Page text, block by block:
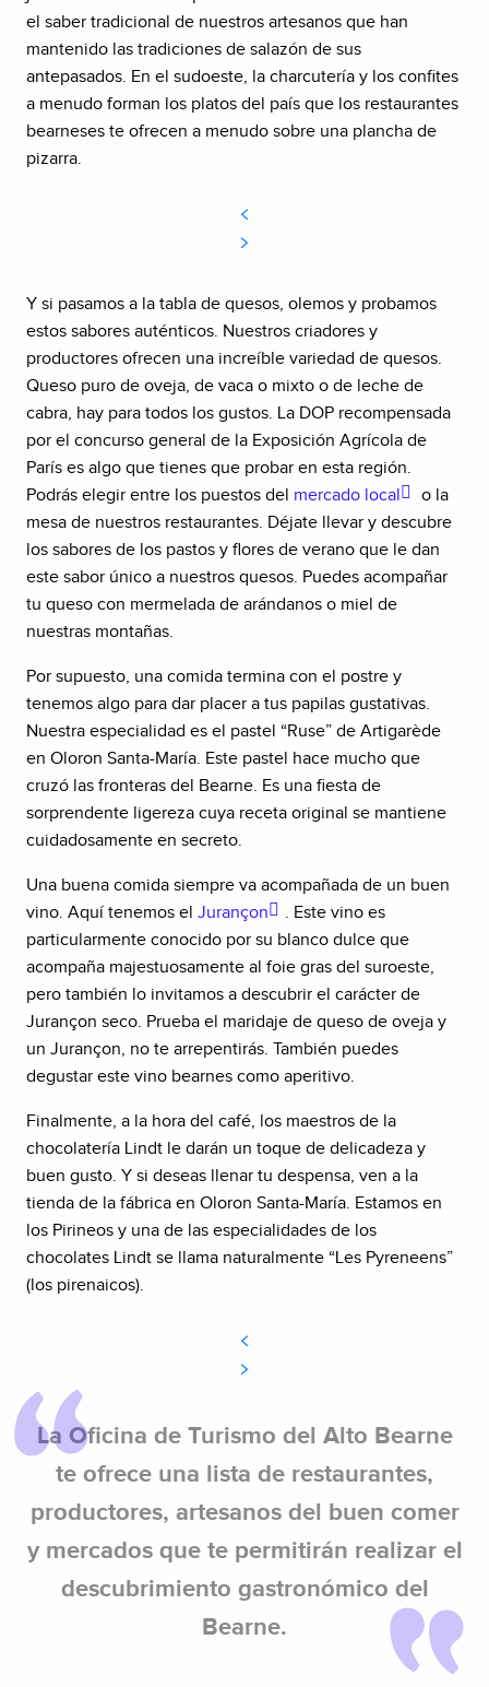
el saber tradicional de nuestros artesanos que han
mantenido las tradiciones de salazón de sus
antepasados. En el sudoeste, la charcutería y los confites
a menudo forman los platos del país que los restaurantes
bearneses te ofrecen a menudo sobre una plancha de
pizarra.
Y si pasamos a la tabla de quesos, olemos y probamos
estos sabores auténticos. Nuestros criadores y
productores ofrecen una increíble variedad de quesos.
Queso puro de oveja, de vaca o mixto o de leche de
cabra, hay para todos los gustos. La DOP recompensada
por el concurso general de la Exposición Agrícola de
París es algo que tienes que probar en esta región.
Podrás elegir entre los puestos del mercado local
o la
mesa de nuestros restaurantes. Déjate llevar y descubre
los sabores de los pastos y flores de verano que le dan
este sabor único a nuestros quesos. Puedes acompañar
tu queso con mermelada de arándanos o miel de
nuestras montañas.
Por supuesto, una comida termina con el postre y
tenemos algo para dar placer a tus papilas gustativas.
Nuestra especialidad es el pastel “Ruse” de Artigarède
en Oloron Santa-María. Este pastel hace mucho que
cruzó las fronteras del Bearne. Es una fiesta de
sorprendente ligereza cuya receta original se mantiene
cuidadosamente en secreto.
Una buena comida siempre va acompañada de un buen
vino. Aquí tenemos el Jurançon
. Este vino es
particularmente conocido por su blanco dulce que
acompaña majestuosamente al foie gras del suroeste,
pero también lo invitamos a descubrir el carácter de
Jurançon seco. Prueba el maridaje de queso de oveja y
un Jurançon, no te arrepentirás. También puedes
degustar este vino bearnes como aperitivo.
Finalmente, a la hora del café, los maestros de la
chocolatería Lindt le darán un toque de delicadeza y
buen gusto. Y si deseas llenar tu despensa, ven a la
tienda de la fábrica en Oloron Santa-María. Estamos en
los Pirineos y una de las especialidades de los
chocolates Lindt se llama naturalmente “Les Pyreneens”
(los pirenaicos).
La Oficina de Turismo del Alto Bearne
te ofrece una lista de restaurantes,
productores, artesanos del buen comer
y mercados que te permitirán realizar el
descubrimiento gastronómico del
Bearne.